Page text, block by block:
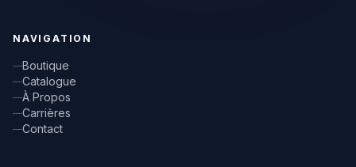
NAVIGATION
Boutique
Catalogue
À Propos
Carrières
Contact